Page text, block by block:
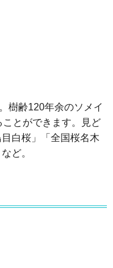
樹齢120年余のソメイ
とができます。見ど
白桜」「全国桜名木
ど。